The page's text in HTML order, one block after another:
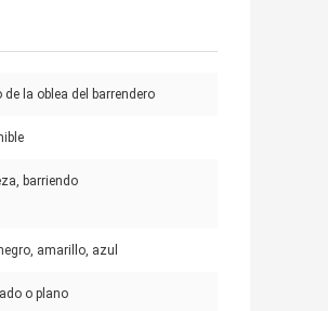
de la oblea del barrendero
barriendo
amarillo, azul
o plano